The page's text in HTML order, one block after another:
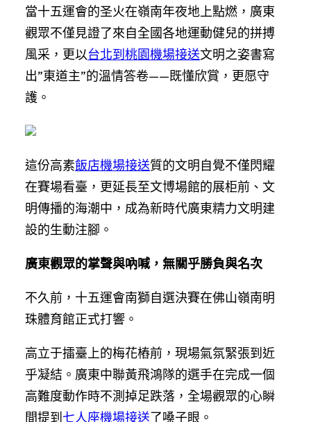
當十五運會的圣火在嶺南年夜地上點燃，廣東
觀眾不僅見證了來自全國各地運動健兒的拼搏
風采，更以台北到桃園機場接送文明之姿書寫
出”東道主”的溫情答卷——既懂欣賞，更愿守
護。
這份高素飯店機場接送質的文明自覺不僅閃耀
在賽場看臺，更延長至文博場館的展柜前、文
明傳播的海潮中，成為新時代廣東精力文明建
設的生動注腳。
廣東觀眾的掌聲與吶喊，無關乎勝負與名次
不久前，十五運會南獅自選決賽在佛山嶺南明
珠體育館正式打響。
高立于擂臺上的梅花樁前，現場氣氛緊張到近
乎凝結。廣東中聯黃飛鴻隊的選手在完成一個
高難度動作時不測掉足跌落，全場觀眾的心瞬
間提到 七人座機場接送了嗓子眼。